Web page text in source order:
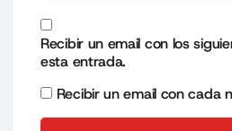
Recibir un email con los
esta entrada.
Recibir un email con cada